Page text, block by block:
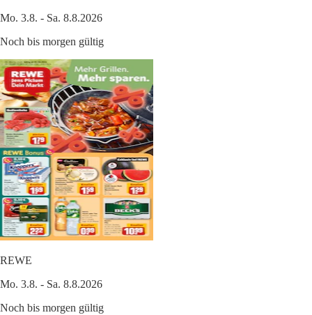
Mo. 3.8. - Sa. 8.8.2026
Noch bis morgen gültig
REWE
Mo. 3.8. - Sa. 8.8.2026
Noch bis morgen gültig